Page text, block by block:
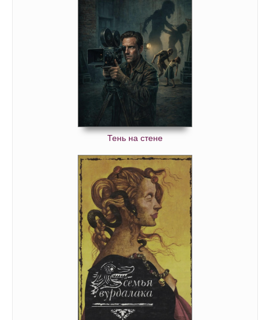
Тень на стене